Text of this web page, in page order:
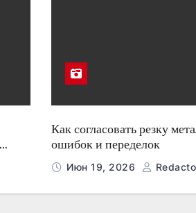
Как согласовать резку
ошибок и переделок
Июн 19, 2026